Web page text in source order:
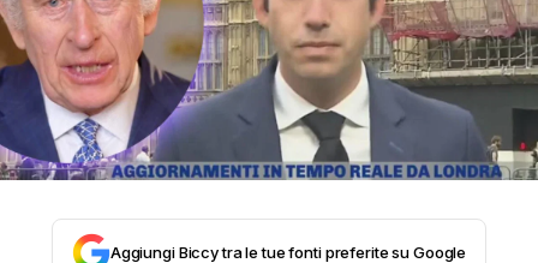
Aggiungi Biccy tra le tue fonti preferite su Google